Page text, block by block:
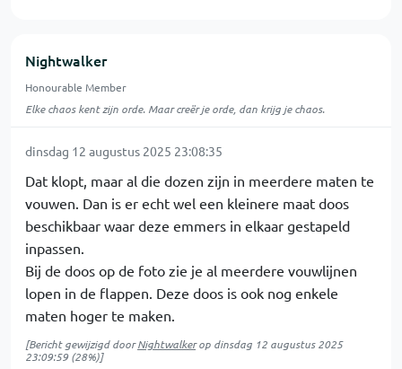
Nightwalker
Honourable Member
Elke chaos kent zijn orde. Maar creër je orde, dan krijg je chaos.
dinsdag 12 augustus 2025 23:08:35
Dat klopt, maar al die dozen zijn in meerdere maten te
vouwen. Dan is er echt wel een kleinere maat doos
beschikbaar waar deze emmers in elkaar gestapeld
inpassen.
Bij de doos op de foto zie je al meerdere vouwlijnen
lopen in de flappen. Deze doos is ook nog enkele
maten hoger te maken.
[Bericht gewijzigd doorNightwalkerop dinsdag 12 augustus 2025
23:09:59(28%)]